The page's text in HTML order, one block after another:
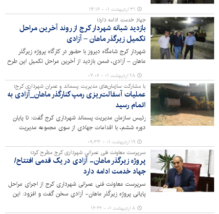
۳۱ اردیبهشت ۰۱ - ۱۴:۱۶
جهادِ خدمت ادامه دارد؛
بازدید شبانه شهردار کرج از روند آخرین مراحل
تکمیل زیرگذر ماهان – آزادی
شهردار کرج شامگاه دیروز با حضور در کارگاه پروژه زیرگذر
ماهان – آزادی، ضمن بازدید از آخرین مراحل تکمیل این طرح
عمرانی – ترافیکی، نکاتی را جهت تسریع کار متذکر شد.
۲۸ اردیبهشت ۰۱ - ۰۷:۰۶
با مشارکت سازمان‌های مدیریت پسماند و عمران شهرداری کرج؛
عملیات آسفالت‌ریزی رمپ کنارگذر ماهان_آزادی به
اتمام رسید
رئیس سازمان مدیریت پسماند شهرداری کرج گفت: تا پایان
دوره ششم، با اقدامات جهادی از سوی مجموعه مدیریت
شهری شاهد بهره‌برداری از پروژه‌های اولویت‌دار نیمه‌تمام
شهری خواهیم بود.
۱۹ اردیبهشت ۰۱ - ۰۹:۳۳
سرپرست معاونت فنی عمرانی شهرداری کرج مطرح کرد؛
پروژه زیرگذر ماهان- آزادی در یک قدمی افتتاح/
جهاد خدمت ادامه دارد
سرپرست معاونت فنی عمرانی شهرداری کرج از اجرای مراحل
پایانی پروژه زیرگذر ماهان- آزادی سخن گفت و افزود: این
پروژه با پیشرفت فیزیکی ۹۲ درصدی به افتتاح نزدیک می‌شود.
۸ اردیبهشت ۰۱ - ۱۲:۲۲